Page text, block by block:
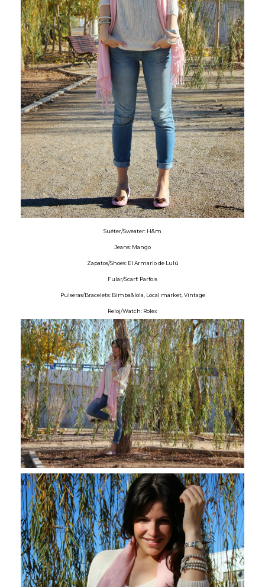
Suéter/Sweater: H&m
Jeans: Mango
Zapatos/Shoes: El Armario de Lulú
Fular/Scarf: Parfois
Pulseras/Bracelets: Bimba&lola, Local market, Vintage
Reloj/Watch: Rolex